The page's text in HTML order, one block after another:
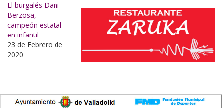
El burgalés Dani
Berzosa,
campeón estatal
en infantil
23 de Febrero de
2020